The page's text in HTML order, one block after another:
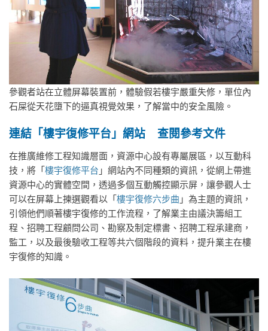
參觀者站在立體屏幕裝置前，體驗假若樓宇嚴重失修，單位內
石屎從天花墮下的逼真視覺效果，了解當中的安全風險。
連結「樓宇復修平台」網站 查閱參考文件
在推廣維修工程知識層面，資源中心設有專屬展區，以互動科
技，將「樓宇復修平台 」網站內不同種類的資訊，從網上帶進
資源中心的實體空間，透過多個互動觸控顯示屏，讓參觀人士
可以在屏幕上揀選觀看以「樓宇復修六步曲 」為主題的資訊，
引領他們順著樓宇復修的工作流程，了解業主由議決籌組工
程、招聘工程顧問公司、勘察及制定標書、招聘工程承建商，
監工，以及最後驗收工程等共六個階段的資料，提升業主在樓
宇復修的知識。